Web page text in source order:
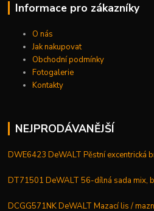
Informace pro zákazníky
O nás
Jak nakupovat
Obchodní podmínky
Fotogalerie
Kontakty
NEJPRODÁVANĚJŠÍ
DWE6423 DeWALT Pěstní excentrická
DT71501 DeWALT 56-dílná sada mix,
DCGG571NK DeWALT Mazací lis /